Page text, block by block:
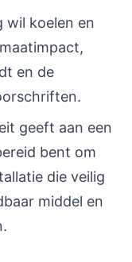
wil koelen en
en de
geeft aan een
bent om
die veilig
middel en